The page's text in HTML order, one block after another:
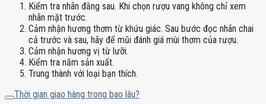
Kiểm tra nhãn đằng sau. Khi chọn rượu vang không chỉ xem
nhãn mặt trước.
Cảm nhận hương thơm từ khứu giác. Sau bước đọc nhãn chai
cả trước và sau, hãy để mũi đánh giá mùi thơm của rượu.
Cảm nhận hương vị từ lưỡi.
Kiểm tra năm sản xuất.
Trung thành với loại bạn thích.
Thời gian giao hàng trong bao lâu?